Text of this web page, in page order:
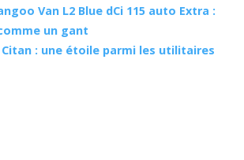
Van L2 Blue dCi 115 auto Extra :
un gant
Citan : une étoile parmi les utilitaires